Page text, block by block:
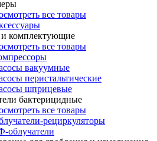
все товары
комплектующие
все товары
вакуумные
перистальтические
шприцевые
бактерицидные
все товары
рециркуляторы
облучатели